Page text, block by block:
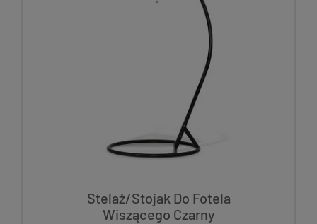
Stelaż/Stojak Do Fotela
Wiszącego Czarny